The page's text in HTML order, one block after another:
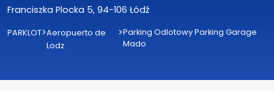
Franciszka Plocka 5, 94-106 Łódź
PARKLOT>Aeropuerto de
Lodz
>Parking Odlotowy Parking Garage
Mado